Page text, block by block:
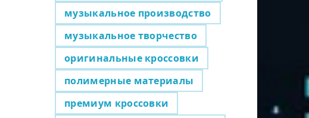
музыкальное производство
музыкальное творчество
оригинальные кроссовки
полимерные материалы
премиум кроссовки